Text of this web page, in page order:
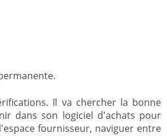
Il va chercher la bonne
dans son logiciel d'achats pour
fournisseur, naviguer entre